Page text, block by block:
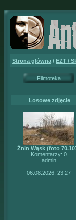
Strona główna / EZT /
Filmoteka
Losowe zdjęcie
Żnin Wąsk (foto
Komentarzy: 0
admin
06.08.2026, 23:27